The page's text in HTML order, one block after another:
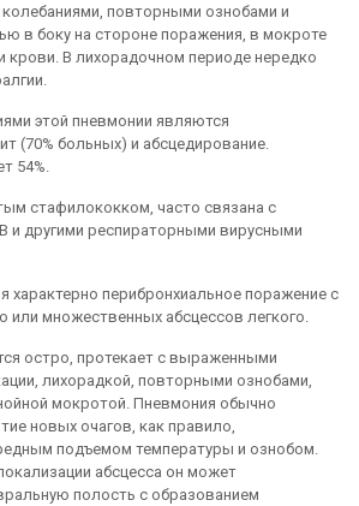
повторными ознобами и
в боку на стороне поражения, в мокроте
крови. В лихора­дочном периоде нередко
этой пневмонии являются
(70% больных) и абсцедирование.
54%.
стафилококком, часто связана с
и другими респираторными вирусными
характерно перибронхиальное поражение с
или множественных абсцессов легкого.
остро, протекает с выраженными
лихорадкой, повторными ознобами,
мокротой. Пневмония обычно
новых очагов, как правило,
подъ­емом температуры и ознобом.
аб­сцесса он может
полость с образовани­ем